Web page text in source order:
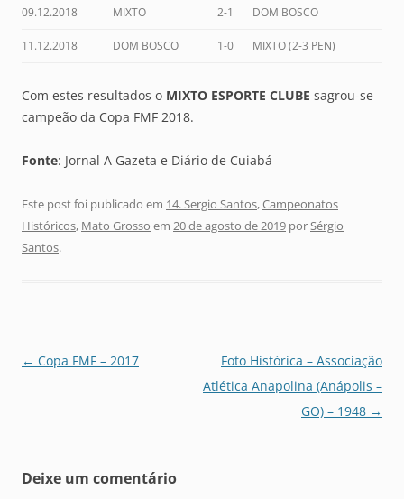
09.12.2018 MIXTO 2-1 DOM BOSCO
11.12.2018 DOM BOSCO 1-0 MIXTO (2-3 PEN)
Com estes resultados o MIXTO ESPORTE CLUBE sagrou-se
campeão da Copa FMF 2018.
Fonte: Jornal A Gazeta e Diário de Cuiabá
Este post foi publicado em 14. Sergio Santos,Campeonatos
Históricos, Mato Grosso em 20 de agosto de 2019 porSérgio
Santos.
Navegação
← Copa FMF – 2017
Foto Histórica – Associação
Atlética Anapolina (Anápolis –
GO) – 1948 →
Deixe um comentário